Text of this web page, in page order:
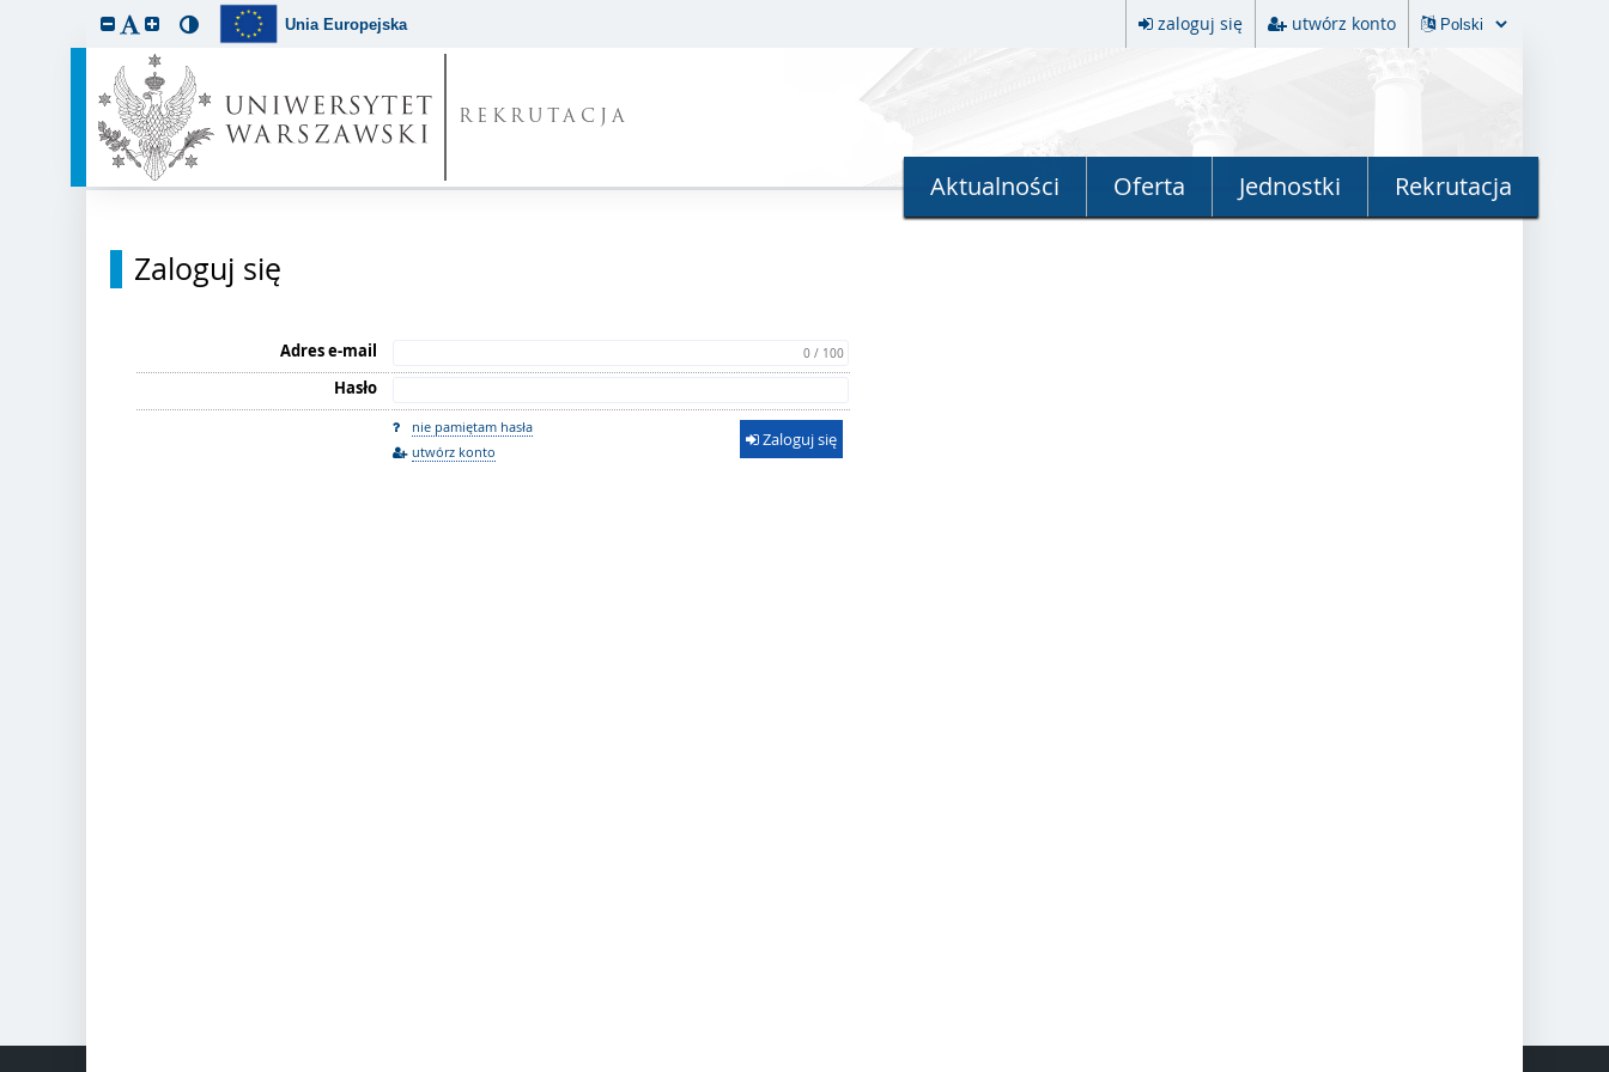
Unia Europejska zaloguj się utwórz konto
REKRUTACJA
Aktualności Oferta Jednostki Rekrutacja
Zaloguj się
Adres e-mail 0 / 100
Hasło
nie pamiętam hasła
utwórz konto
Zaloguj się